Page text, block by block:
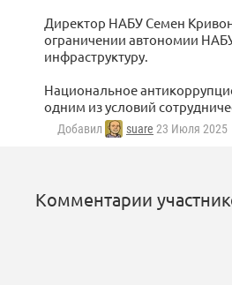
Директор НАБУ Семен
ограничении автономии
инфраструктуру.
Национальное
одним из условий
Добавил suare 23 Июля 2025
Комментарии